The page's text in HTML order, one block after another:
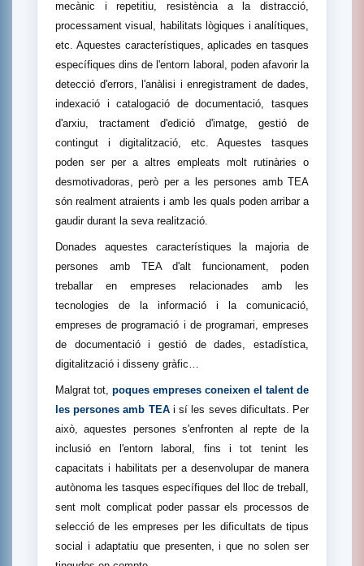
mecànic i repetitiu, resistència a la distracció,
processament visual, habilitats lògiques i analítiques,
etc. Aquestes característiques, aplicades en tasques
específiques dins de l'entorn laboral, poden afavorir la
detecció d'errors, l'anàlisi i enregistrament de dades,
indexació i catalogació de documentació, tasques
d'arxiu, tractament d'edició d'imatge, gestió de
contingut i digitalització, etc. Aquestes tasques
poden ser per a altres empleats molt rutinàries o
desmotivadoras, però per a les persones amb TEA
són realment atraients i amb les quals poden arribar a
gaudir durant la seva realització.
Donades aquestes característiques la majoria de
persones amb TEA d'alt funcionament, poden
treballar en empreses relacionades amb les
tecnologies de la informació i la comunicació,
empreses de programació i de programari, empreses
de documentació i gestió de dades, estadística,
digitalització i disseny gràfic…
Malgrat tot, poques empreses coneixen el talent de
les persones amb TEAi sí les seves dificultats. Per
això, aquestes persones s'enfronten al repte de la
inclusió en l'entorn laboral, fins i tot tenint les
capacitats i habilitats per a desenvolupar de manera
autònoma les tasques específiques del lloc de treball,
sent molt complicat poder passar els processos de
selecció de les empreses per les dificultats de tipus
social i adaptatiu que presenten, i que no solen ser